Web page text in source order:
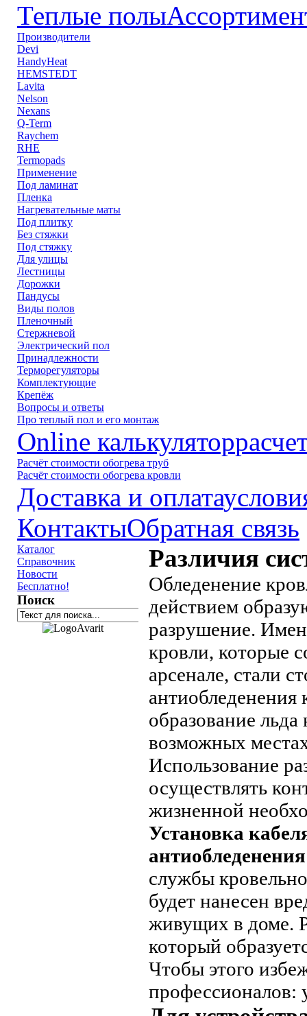
Теплые полы
Производители
Devi
HandyHeat
HEMSTEDT
Lavita
Nelson
Nexans
Q-Term
Raychem
RHE
Termopads
Применение
Под ламинат
Пленка
Нагревательные маты
Под плитку
Без стяжки
Под стяжку
Для улицы
Лестницы
Дорожки
Пандусы
Виды полов
Пленочный
Стержневой
Электрический пол
Принадлежности
Терморегуляторы
Комплектующие
Крепёж
Вопросы и ответы
Про теплый пол и его монтаж
Online калькулятор
Расчёт стоимости обогрева труб
Расчёт стоимости обогрева кровли
Доставка и оплата
КонтактыОбратная связь
Различия
Обледенение
действием
разрушение.
кровли, которые
арсенале, стали
антиобледенения
образование
возможных
Использование
осуществлять
жизненной
Установка
антиобледенения
службы
будет нанесен
живущих в доме.
который
Чтобы этого
профессионалов:
Каталог
Справочник
Новости
Бесплатно!
Поиск